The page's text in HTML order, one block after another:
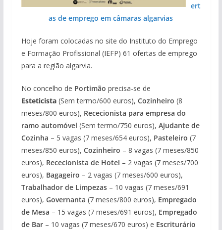
ert
as de emprego em câmaras algarvias
Hoje foram colocadas no site do Instituto do Emprego
e Formação Profissional (IEFP) 61 ofertas de emprego
para a região algarvia.
No concelho de Portimão precisa-se de
Esteticista (Sem termo/600 euros), Cozinheiro (8
meses/800 euros), Rececionista para empresa do
ramo automóvel (Sem termo/750 euros), Ajudante de
Cozinha – 5 vagas (7 meses/654 euros), Pasteleiro (7
meses/850 euros), Cozinheiro – 8 vagas (7 meses/850
euros), Rececionista de Hotel – 2 vagas (7 meses/700
euros), Bagageiro – 2 vagas (7 meses/600 euros),
Trabalhador de Limpezas– 10 vagas (7 meses/691
euros), Governanta (7 meses/800 euros), Empregado
de Mesa – 15 vagas (7 meses/691 euros), Empregado
de Bar– 10 vagas (7 meses/670 euros) e Escriturário